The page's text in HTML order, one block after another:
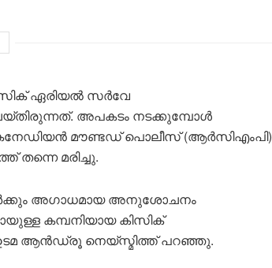
ഏരിയൽ സർവേ
അപകടം നടക്കുമ്പോൾ
കനേഡിയൻ മൗണ്ടഡ് പൊലീസ് (ആർ‌സി‌എം‌പി)
തന്നെ മരിച്ചു.
അഗാധമായ അനുശോചനം
കമ്പനിയായ കിസിക്
ആൻഡ്രൂ നെയ്‌സ്മിത്ത് പറഞ്ഞു.